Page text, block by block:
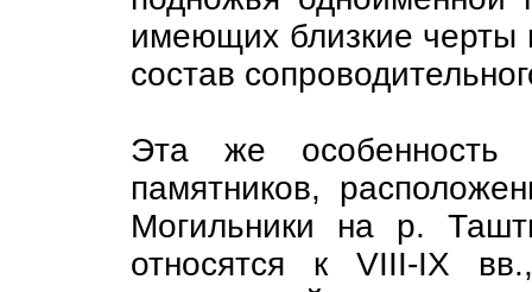
имеющих близкие черты
состав
Эта же особенность
памятников,
Могильники на р.
относятся к VIII-IX